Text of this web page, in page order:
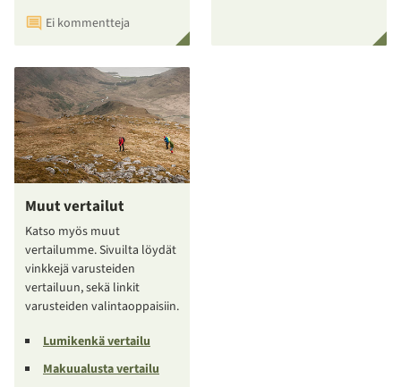
Ei kommentteja
Muut vertailut
Katso myös muut
vertailumme. Sivuilta löydät
vinkkejä varusteiden
vertailuun, sekä linkit
varusteiden valintaoppaisiin.
Lumikenkä vertailu
Makuualusta vertailu